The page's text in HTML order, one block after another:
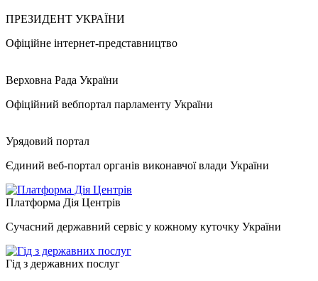
ПРЕЗИДЕНТ УКРАЇНИ
Офіційне інтернет-представництво
Верховна Рада України
Офіційний вебпортал парламенту України
Урядовий портал
Єдиний веб-портал органів виконавчої влади України
Платформа Дія Центрів
Сучасний державний сервіс у кожному куточку України
Гід з державних послуг